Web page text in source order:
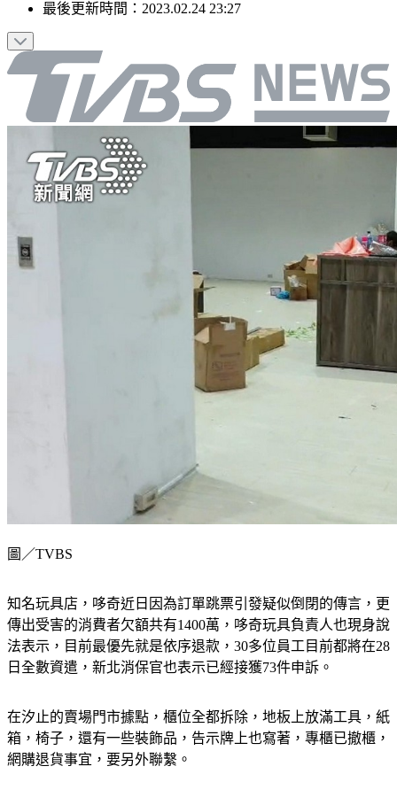
最後更新時間： 2023.02.24 23:27
圖／TVBS
知名玩具店，哆奇近日因為訂單跳票引發疑似倒閉的傳言，更
傳出受害的消費者欠額共有1400萬，哆奇玩具負責人也現身說
法表示，目前最優先就是依序退款，30多位員工目前都將在28
日全數資遣，新北消保官也表示已經接獲73件申訴。
在汐止的賣場門市據點，櫃位全都拆除，地板上放滿工具，紙
箱，椅子，還有一些裝飾品，告示牌上也寫著，專櫃已撤櫃，
網購退貨事宜，要另外聯繫。